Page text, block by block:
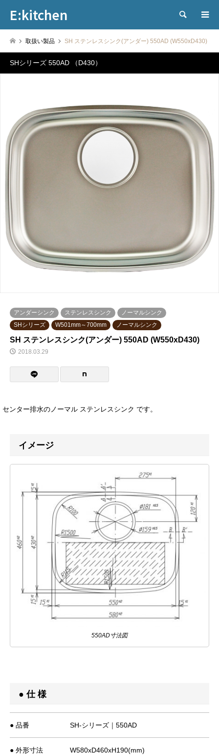
E:kitchen 検索
取扱い製品 SH ステンレスシンク(アンダー) 550AD (W550xD430)
SHシリーズ 550AD （D430）
アンダーシンク ステンレスシンク
ノーマルシンク
SHシリーズ
W501mm～700mm ノーマルシンク
SH ステンレスシンク(アンダー) 550AD (W550xD430)
2018.03.29
センター排水のノーマル ステンレスシンク です。
イメージ
550AD寸法図
● 仕 様
● 品番 SH-シリーズ｜550AD
● 外形寸法 W580xD460xH190(mm)